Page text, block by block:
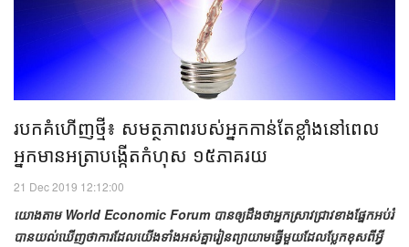
របកគំហើញថ្មី៖ សមត្ថភាពរបស់អ្នកកាន់តែខ្លាំងនៅពេល
អ្នកមានអត្រាបង្កើតកំហុស ១៥ភាគរយ
21 Dec 2019 12:12:00
យោងតាម World Economic Forum បានឲ្យដឹងថាអ្នកស្រាវជ្រាវខាងផ្នែកអប់រំ
បានយល់ឃើញថាការដែលយើងទាំងអស់គ្នារៀនព្យាយាមធ្វើមួយដែលប្លែកខុសពីអ្វី